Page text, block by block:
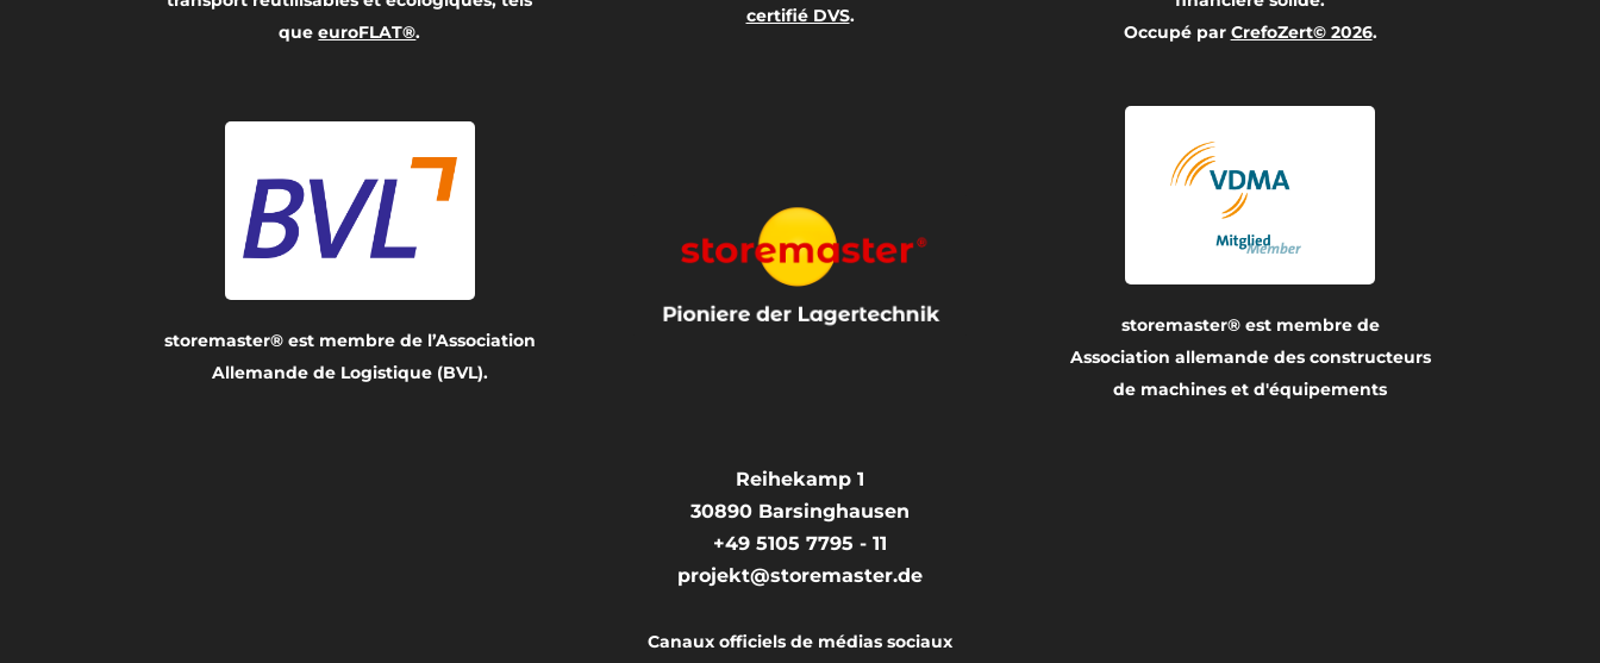
queeuroFLAT®.
certifié DVS.
Occupé par CrefoZert© 2026.
storemaster® est membre de l’Association
Allemande de Logistique (BVL).
storemaster® est membre de
Association allemande des constructeurs
de machines et d'équipements
Reihekamp 1
30890 Barsinghausen
+49 5105 7795 - 11
projekt@storemaster.de
Canaux officiels de médias sociaux